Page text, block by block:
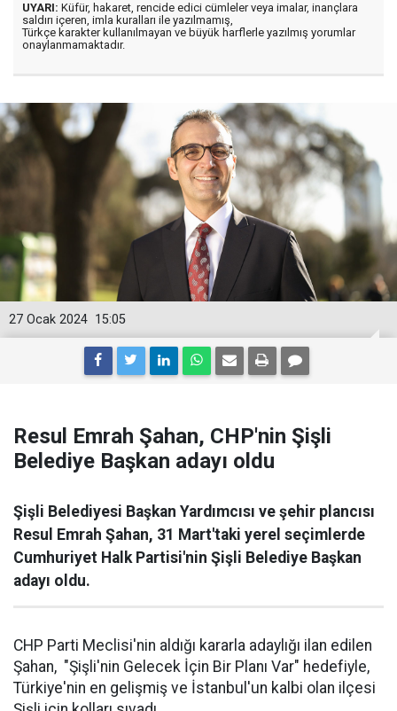
UYARI: Küfür, hakaret, rencide edici cümleler veya imalar, inançlara
saldırı içeren, imla kuralları ile yazılmamış,
Türkçe karakter kullanılmayan ve büyük harflerle yazılmış yorumlar
onaylanmamaktadır.
15:05
27 Ocak 2024
Resul Emrah Şahan, CHP'nin Şişli
Belediye Başkan adayı oldu
Şişli Belediyesi Başkan Yardımcısı ve şehir plancısı
Resul Emrah Şahan, 31 Mart'taki yerel seçimlerde
Cumhuriyet Halk Partisi'nin Şişli Belediye Başkan
adayı oldu.
CHP Parti Meclisi'nin aldığı kararla adaylığı ilan edilen
Şahan, "Şişli'nin Gelecek İçin Bir Planı Var" hedefiyle,
Türkiye'nin en gelişmiş ve İstanbul'un kalbi olan ilçesi